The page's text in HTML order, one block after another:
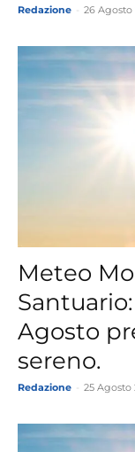
Redazione 26 Agosto
Meteo
Agosto
sereno.
Redazione 25 Agosto